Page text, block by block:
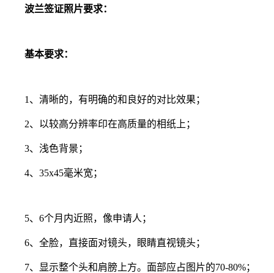
波兰签证照片要求：
基本要求：
1、清晰的，有明确的和良好的对比效果；
2、以较高分辨率印在高质量的相纸上；
3、浅色背景；
4、35x45毫米宽；
5、6个月内近照，像申请人；
6、全脸，直接面对镜头，眼睛直视镜头；
7、显示整个头和肩膀上方。面部应占图片的70-80%；